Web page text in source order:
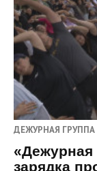
ДЕЖУРНАЯ ГРУППА
«Дежурная
зарядка